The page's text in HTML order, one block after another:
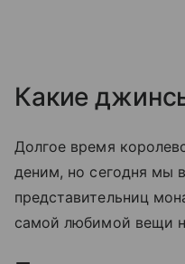
Какие
Долгое время
деним, но сегодня мы
представительниц
самой любимой вещи